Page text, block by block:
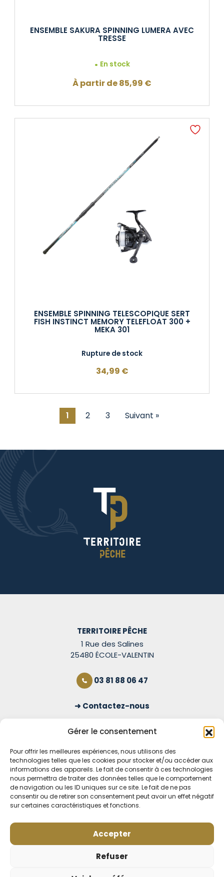
Gérer le consentement
Pour offrir les meilleures expériences, nous utilisons des
technologies telles que les cookies pour stocker et/ou accéder aux
informations des appareils. Le fait de consentir à ces technologies
nous permettra de traiter des données telles que le comportement
de navigation ou les ID uniques sur ce site. Le fait de ne pas
consentir ou de retirer son consentement peut avoir un effet négatif
sur certaines caractéristiques et fonctions.
Accepter
Refuser
1 2 3 Suivant »
ENSEMBLE SAKURA SPINNING LUMERA AVEC
TRESSE
En stock
À partir de85,99 €
ENSEMBLE SPINNING TELESCOPIQUE SERT
FISH INSTINCT MEMORY TELEFLOAT 300 +
MEKA 301
Rupture de stock
34,99 €
TERRITOIRE PÊCHE
1 Rue des Salines
25480 ÉCOLE-VALENTIN
03 81 88 06 47
Contactez-nous
OUVERT TOUS LES JOURS
Voir nos horaires
MENTIONS LÉGALES
POLITIQUE DE CONFIDENTIALITÉ